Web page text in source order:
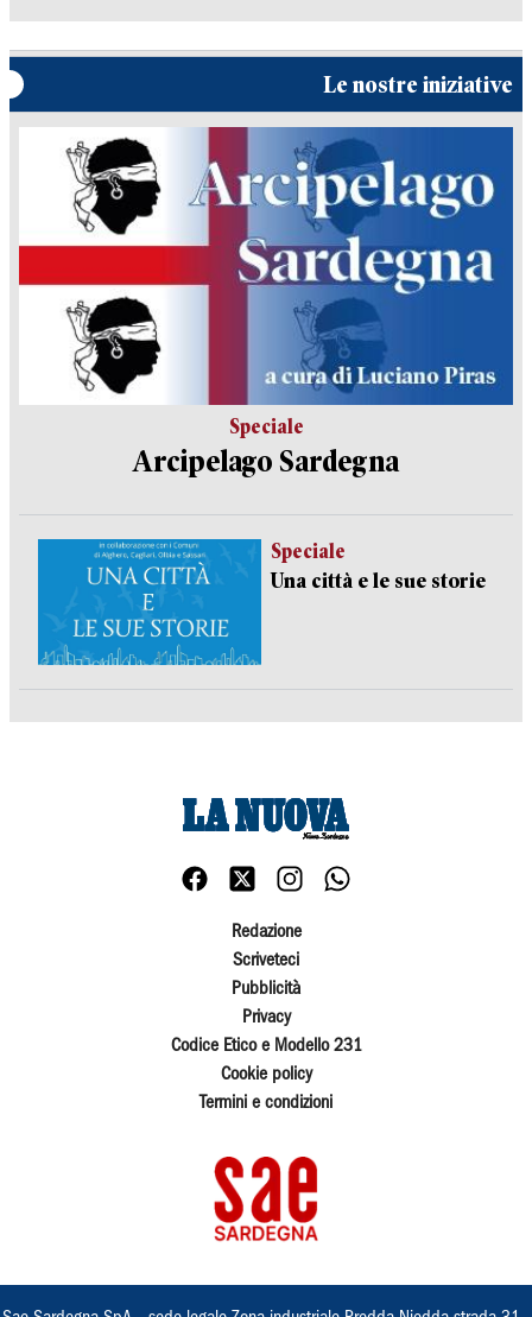
Le nostre iniziative
Speciale
Arcipelago Sardegna
Speciale
Una città e le sue storie
Redazione
Scriveteci
Pubblicità
Privacy
Codice Etico e Modello 231
Cookie policy
Termini e condizioni